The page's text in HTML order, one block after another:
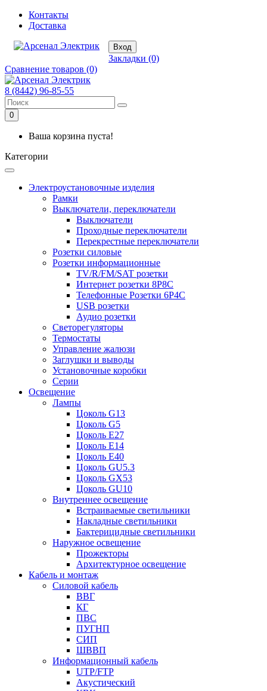
Контакты
Доставка
Вход
Закладки (0)
Сравнение товаров (0)
8 (8442) 96-85-55
0
Ваша корзина пуста!
Категории
Электроустановочные изделия
Рамки
Выключатели, переключатели
Выключатели
Проходные переключатели
Перекрестные переключатели
Розетки силовые
Розетки информационные
TV/R/FM/SAT розетки
Интернет розетки 8P8C
Телефонные Розетки 6P4C
USB розетки
Аудио розетки
Светорегуляторы
Термостаты
Управление жалюзи
Заглушки и выводы
Установочные коробки
Серии
Освещение
Лампы
Цоколь G13
Цоколь G5
Цоколь E27
Цоколь E14
Цоколь E40
Цоколь GU5.3
Цоколь GX53
Цоколь GU10
Внутреннее освещение
Встраиваемые светильники
Накладные светильники
Бактерицидные светильники
Наружное освещение
Прожекторы
Архитектурное освещение
Кабель и монтаж
Силовой кабель
ВВГ
КГ
ПВС
ПУГНП
СИП
ШВВП
Информационный кабель
UTP/FTP
Акустический